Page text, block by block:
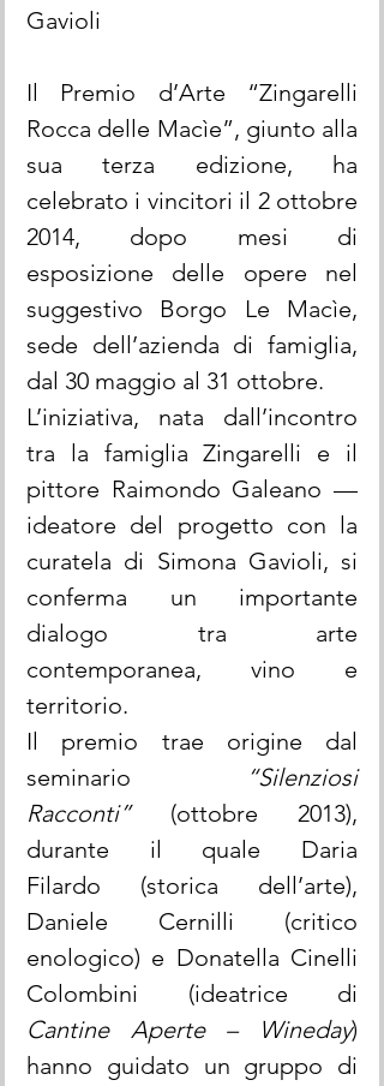
Gavioli
Il Premio d’Arte “Zingarelli
Rocca delle Macìe”, giunto alla
sua terza edizione, ha
celebrato i vincitori il 2 ottobre
2014, dopo mesi di
esposizione delle opere nel
suggestivo Borgo Le Macìe,
sede dell’azienda di famiglia,
dal 30 maggio al 31 ottobre.
L’iniziativa, nata dall’incontro
tra la famiglia Zingarelli e il
pittore Raimondo Galeano —
ideatore del progetto con la
curatela di Simona Gavioli, si
conferma un importante
dialogo tra arte
contemporanea, vino e
territorio.
Il premio trae origine dal
seminario
“Silenziosi
Racconti” (ottobre 2013),
durante il quale Daria
Filardo (storica dell’arte),
Daniele Cernilli (critico
enologico) e Donatella Cinelli
Cantine Aperte – Wineday)
hanno guidato un gruppo di